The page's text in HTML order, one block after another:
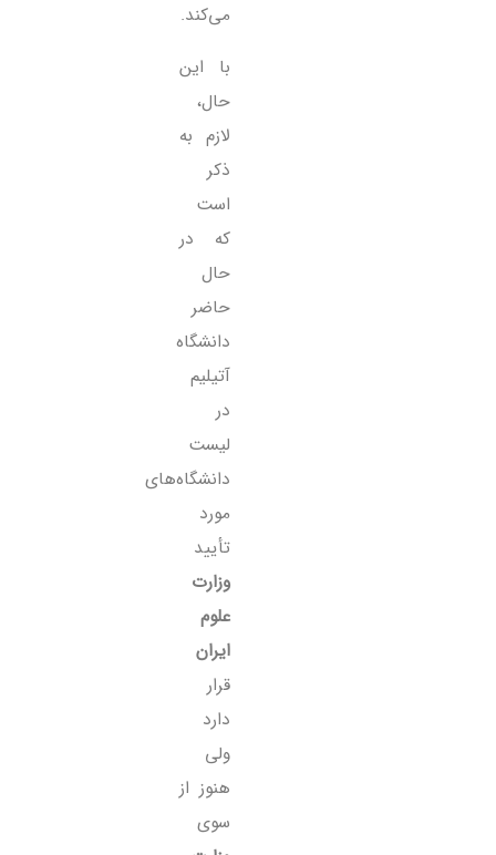
می‌کند.
با این
حال،
لازم به
ذکر
است
که در
حال
حاضر
دانشگاه
آتیلیم
در
لیست
دانشگاه‌های
مورد
تأیید
وزارت
علوم
ایران
قرار
دارد
ولی
هنوز از
سوی